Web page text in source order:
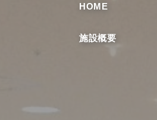
HOME
施設概要